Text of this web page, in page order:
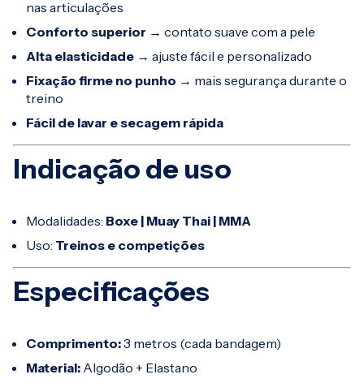
nas articulações
Conforto superior → contato suave com a pele
Alta elasticidade → ajuste fácil e personalizado
Fixação firme no punho → mais segurança durante o
treino
Fácil de lavar e secagem rápida
Indicação de uso
Modalidades: Boxe | Muay Thai | MMA
Uso: Treinos e competições
Especificações
Comprimento:3 metros (cada bandagem)
Material: Algodão + Elastano